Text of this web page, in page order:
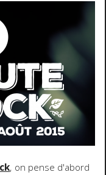
, on pense d'abord